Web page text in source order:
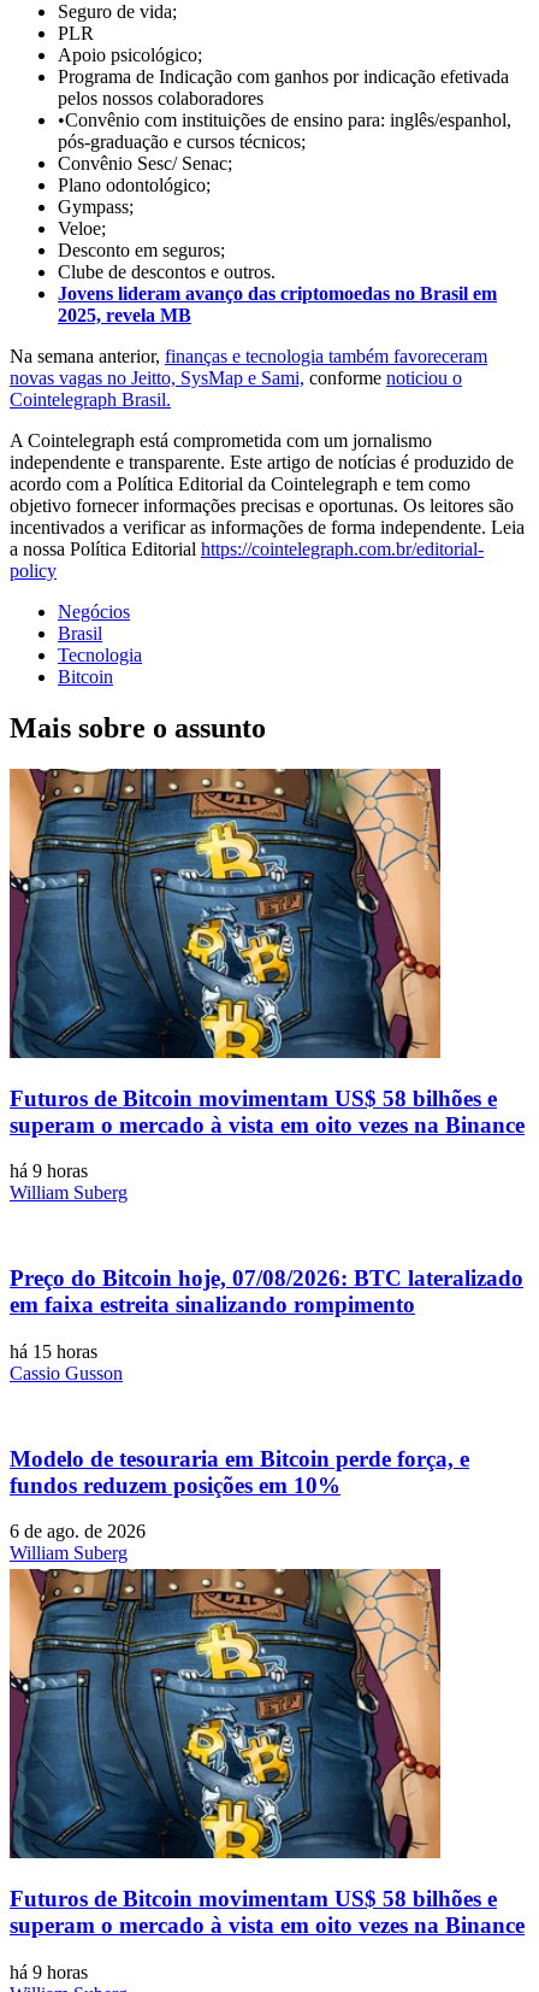
Seguro de vida;
PLR
Apoio psicológico;
Programa de Indicação com ganhos por indicação efetivada
pelos nossos colaboradores
•Convênio com instituições de ensino para: inglês/espanhol,
pós-graduação e cursos técnicos;
Convênio Sesc/ Senac;
Plano odontológico;
Gympass;
Veloe;
Desconto em seguros;
Clube de descontos e outros.
Jovens lideram avanço das criptomoedas no Brasil em
2025, revela MB
Na semana anterior, finanças e tecnologia também favoreceram
novas vagas no Jeitto, SysMap e Sami, conforme noticiou o
Cointelegraph Brasil.
A Cointelegraph está comprometida com um jornalismo
independente e transparente. Este artigo de notícias é produzido de
acordo com a Política Editorial da Cointelegraph e tem como
objetivo fornecer informações precisas e oportunas. Os leitores são
incentivados a verificar as informações de forma independente. Leia
a nossa Política Editorial https://cointelegraph.com.br/editorial-
policy
Negócios
Brasil
Tecnologia
Bitcoin
Mais sobre o assunto
Futuros de Bitcoin movimentam US$ 58 bilhões e
superam o mercado à vista em oito vezes na Binance
há 9 horas
William Suberg
Preço do Bitcoin hoje, 07/08/2026: BTC lateralizado
em faixa estreita sinalizando rompimento
há 15 horas
Cassio Gusson
Modelo de tesouraria em Bitcoin perde força, e
fundos reduzem posições em 10%
6 de ago. de 2026
William Suberg
Futuros de Bitcoin movimentam US$ 58 bilhões e
superam o mercado à vista em oito vezes na Binance
há 9 horas